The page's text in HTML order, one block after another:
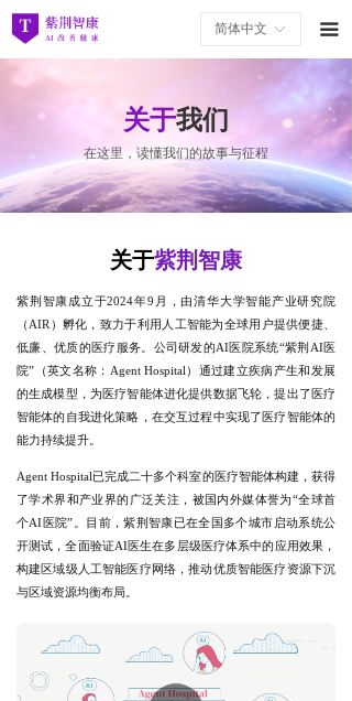
ꀅ
简体中文 끀
首页
产品中心
新闻中心
关于我们
技术与研究
关于我们
在这里，读懂我们的故事与征程
关于紫荆智康
紫荆智康成立于2024年9月，由清华大学智能产业研究院
（AIR）孵化，致力于利用人工智能为全球用户提供便捷、
低廉、优质的医疗服务。公司研发的AI医院系统“紫荆AI医
院”（英文名称：Agent Hospital）通过建立疾病产生和发展
的生成模型，为医疗智能体进化提供数据飞轮，提出了医疗
智能体的自我进化策略，在交互过程中实现了医疗智能体的
能力持续提升。
Agent Hospital已完成二十多个科室的医疗智能体构建，获得
了学术界和产业界的广泛关注，被国内外媒体誉为“全球首
个AI医院”。目前，紫荆智康已在全国多个城市启动系统公
开测试，全面验证AI医生在多层级医疗体系中的应用效果，
构建区域级人工智能医疗网络，推动优质智能医疗资源下沉
与区域资源均衡布局。